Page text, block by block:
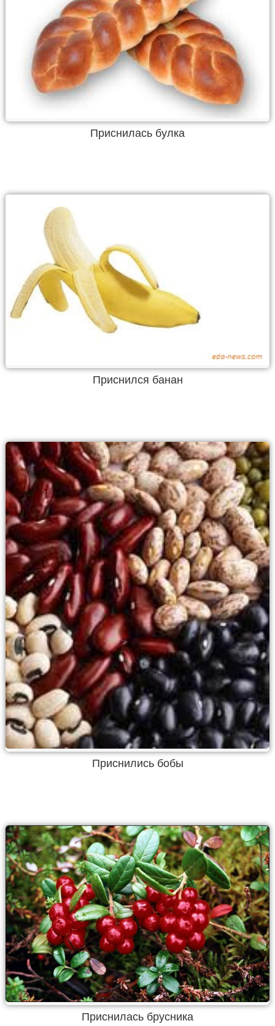
Приснилась булка
Приснился банан
Приснились бобы
Приснилась брусника